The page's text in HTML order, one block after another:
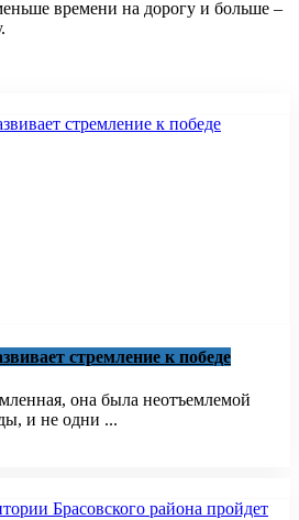
времени на дорогу и больше –
стремление к победе
она была неотъемлемой
и не одни ...